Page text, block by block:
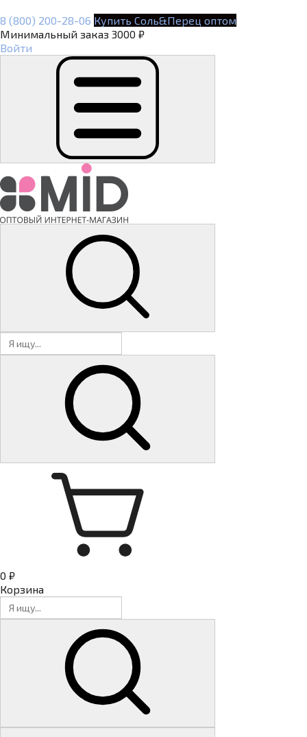
8 (800) 200-28-06 Купить Соль&Перец оптом
Минимальный заказ 3000 ₽
Войти
0 ₽
Корзина